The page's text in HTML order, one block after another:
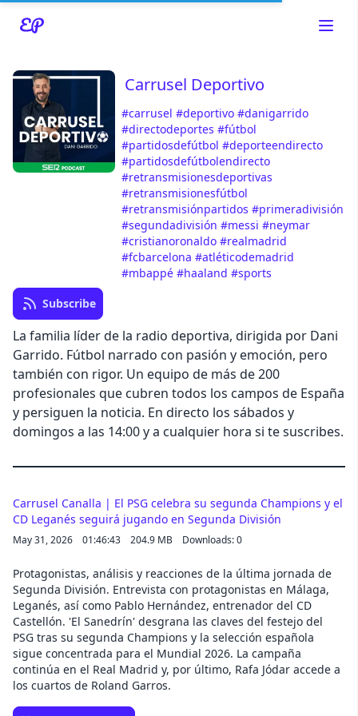
Read about our content policieshere
Cancel
Carrusel Deportivo
#carrusel #deportivo #danigarrido
#directodeportes #fútbol
#partidosdefútbol #deporteendirecto
#partidosdefútbolendirecto
#retransmisionesdeportivas
#retransmisionesfútbol
#retransmisiónpartidos #primeradivisión
#segundadivisión #messi #neymar
#cristianoronaldo #realmadrid
#fcbarcelona #atléticodemadrid
#mbappé #haaland #sports
Subscribe
La familia líder de la radio deportiva, dirigida por Dani
Garrido. Fútbol narrado con pasión y emoción, pero
también con rigor. Un equipo de más de 200
profesionales que cubren todos los campos de España
y persiguen la noticia. En directo los sábados y
domingos a las 14:00 y a cualquier hora si te suscribes.
Cancel
Carrusel Canalla | El PSG celebra su segunda Champions y el
CD Leganés seguirá jugando en Segunda División
May 31, 2026 01:46:43 204.9 MB Downloads: 0
Protagonistas, análisis y reacciones de la última jornada de
Segunda División. Entrevista con protagonistas en Málaga,
Leganés, así como Pablo Hernández, entrenador del CD
Castellón. 'El Sanedrín' desgrana las claves del festejo del
PSG tras su segunda Champions y la selección española
sigue concentrada para el Mundial 2026. La campaña
continúa en el Real Madrid y, por último, Rafa Jódar accede a
los cuartos de Roland Garros.